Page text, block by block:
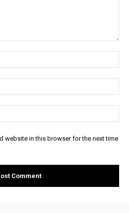
website in this browser for the next time